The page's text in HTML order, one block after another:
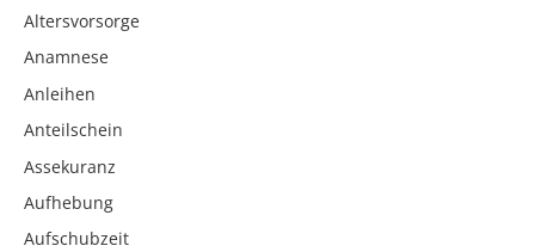
Altersvorsorge
Anamnese
Anleihen
Anteilschein
Assekuranz
Aufhebung
Aufschubzeit